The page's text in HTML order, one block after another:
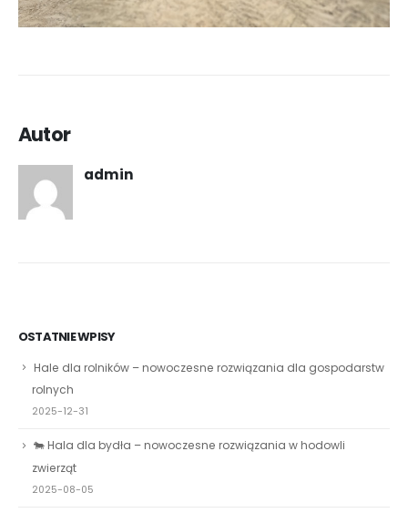
Autor
admin
OSTATNIE WPISY
Hale dla rolników – nowoczesne rozwiązania dla gospodarstw
rolnych
2025-12-31
🐄 Hala dla bydła – nowoczesne rozwiązania w hodowli
zwierząt
2025-08-05